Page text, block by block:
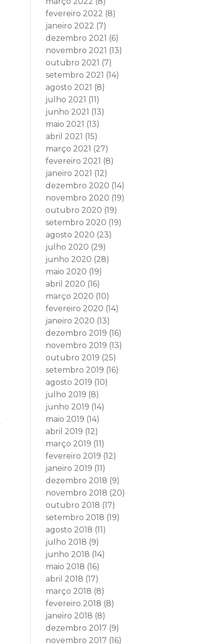
fevereiro 2022 (8)
janeiro 2022 (7)
dezembro 2021 (6)
novembro 2021 (13)
outubro 2021 (7)
setembro 2021 (14)
agosto 2021 (8)
julho 2021 (11)
junho 2021 (13)
maio 2021 (13)
abril 2021 (15)
março 2021 (27)
fevereiro 2021 (8)
janeiro 2021 (12)
dezembro 2020 (14)
novembro 2020 (19)
outubro 2020 (19)
setembro 2020 (19)
agosto 2020 (23)
julho 2020 (29)
junho 2020 (28)
maio 2020 (19)
abril 2020 (16)
março 2020 (10)
fevereiro 2020 (14)
janeiro 2020 (13)
dezembro 2019 (16)
novembro 2019 (13)
outubro 2019 (25)
setembro 2019 (16)
agosto 2019 (10)
julho 2019 (8)
junho 2019 (14)
maio 2019 (14)
abril 2019 (12)
março 2019 (11)
fevereiro 2019 (12)
janeiro 2019 (11)
dezembro 2018 (9)
novembro 2018 (20)
outubro 2018 (17)
setembro 2018 (19)
agosto 2018 (11)
julho 2018 (9)
junho 2018 (14)
maio 2018 (16)
abril 2018 (17)
março 2018 (8)
fevereiro 2018 (8)
janeiro 2018 (8)
dezembro 2017 (9)
novembro 2017 (16)